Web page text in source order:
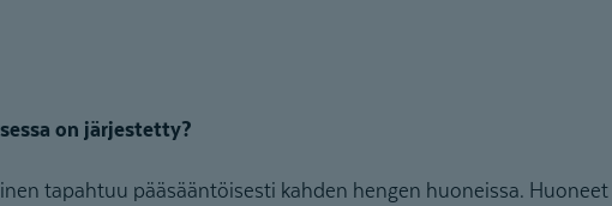
on järjestetty?
tapahtuu pääsääntöisesti kahden hengen huoneissa. Huoneet